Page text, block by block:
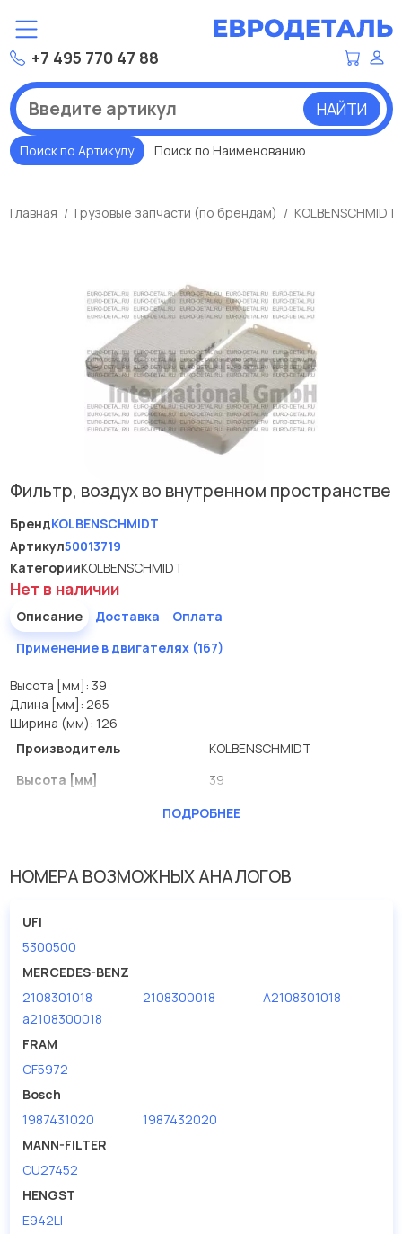
+7 495 770 47 88
НАЙТИ
Поиск по Артикулу Поиск по Наименованию
Главная Грузовые запчасти (по брендам) KOLBENSCHMIDT
Фильтр, воздух во внутренном пространстве
БрендKOLBENSCHMIDT
Артикул50013719
КатегорииKOLBENSCHMIDT
Нет в наличии
Описание Доставка
Оплата
Применение в двигателях (167)
Высота [мм]: 39
Длина [мм]: 265
Ширина (мм): 126
Производитель
KOLBENSCHMIDT
Высота [мм]
39
265
ПОДРОБНЕЕ
НОМЕРА ВОЗМОЖНЫХ АНАЛОГОВ
UFI
5300500
MERCEDES-BENZ
2108301018
2108300018
A2108301018
a2108300018
FRAM
CF5972
Bosch
1987431020
1987432020
MANN-FILTER
CU27452
HENGST
E942LI